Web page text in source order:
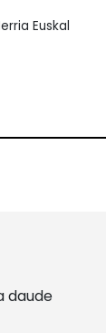
Euskal
daude